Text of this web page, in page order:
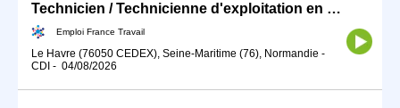
Technicien / Technicienne d'exploitation en production d'énergie (H/F)
Emploi France Travail
Le Havre (76050 CEDEX), Seine-Maritime (76), Normandie -
CDI - 04/08/2026